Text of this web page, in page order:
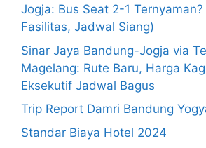
Jogja: Bus Seat 2-1
Fasilitas, Jadwal Siang)
Sinar Jaya Bandung-Jogja via
Magelang: Rute Baru, Harga
Eksekutif Jadwal Bagus
Trip Report Damri Bandung
Standar Biaya Hotel 2024